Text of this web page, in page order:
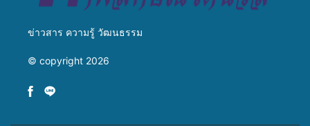
ข่าวสาร ความรู้ วัฒนธรรม
© copyright 2026